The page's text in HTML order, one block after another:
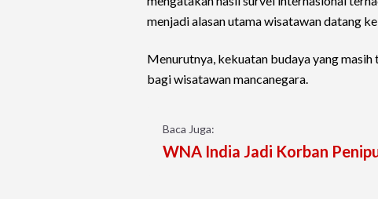
menjadi alasan utama wisatawan datang
Menurutnya, kekuatan budaya yang
bagi wisatawan mancanegara.
Baca Juga:
WNA India Jadi Korban